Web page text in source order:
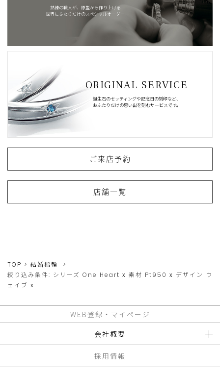
熟練の職人が、原型から作り上げる
世界にふたりだけのスペシャルオーダー
ORIGINAL SERVICE
誕生石のセッティングや記念日の刻印など、
おふたりだけの思い出を刻むサービスです。
ご来店予約
店舗一覧
TOP
結婚指輪
絞り込み条件: シリーズ One Heart x 素材 Pt950 x デザイン ウ
ェイブ x
WEB登録・マイページ
会社概要
採用情報